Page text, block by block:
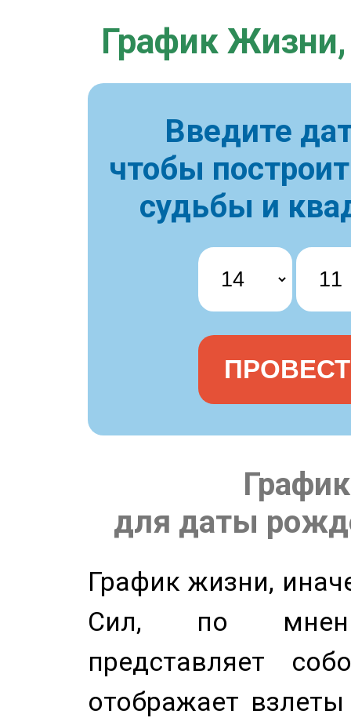
График Жизни,
Введите
чтобы
судьбы и
для даты
График жизни,
Сил, по
представляет
отображает